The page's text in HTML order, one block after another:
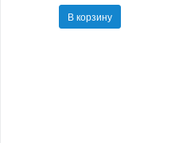
В корзину